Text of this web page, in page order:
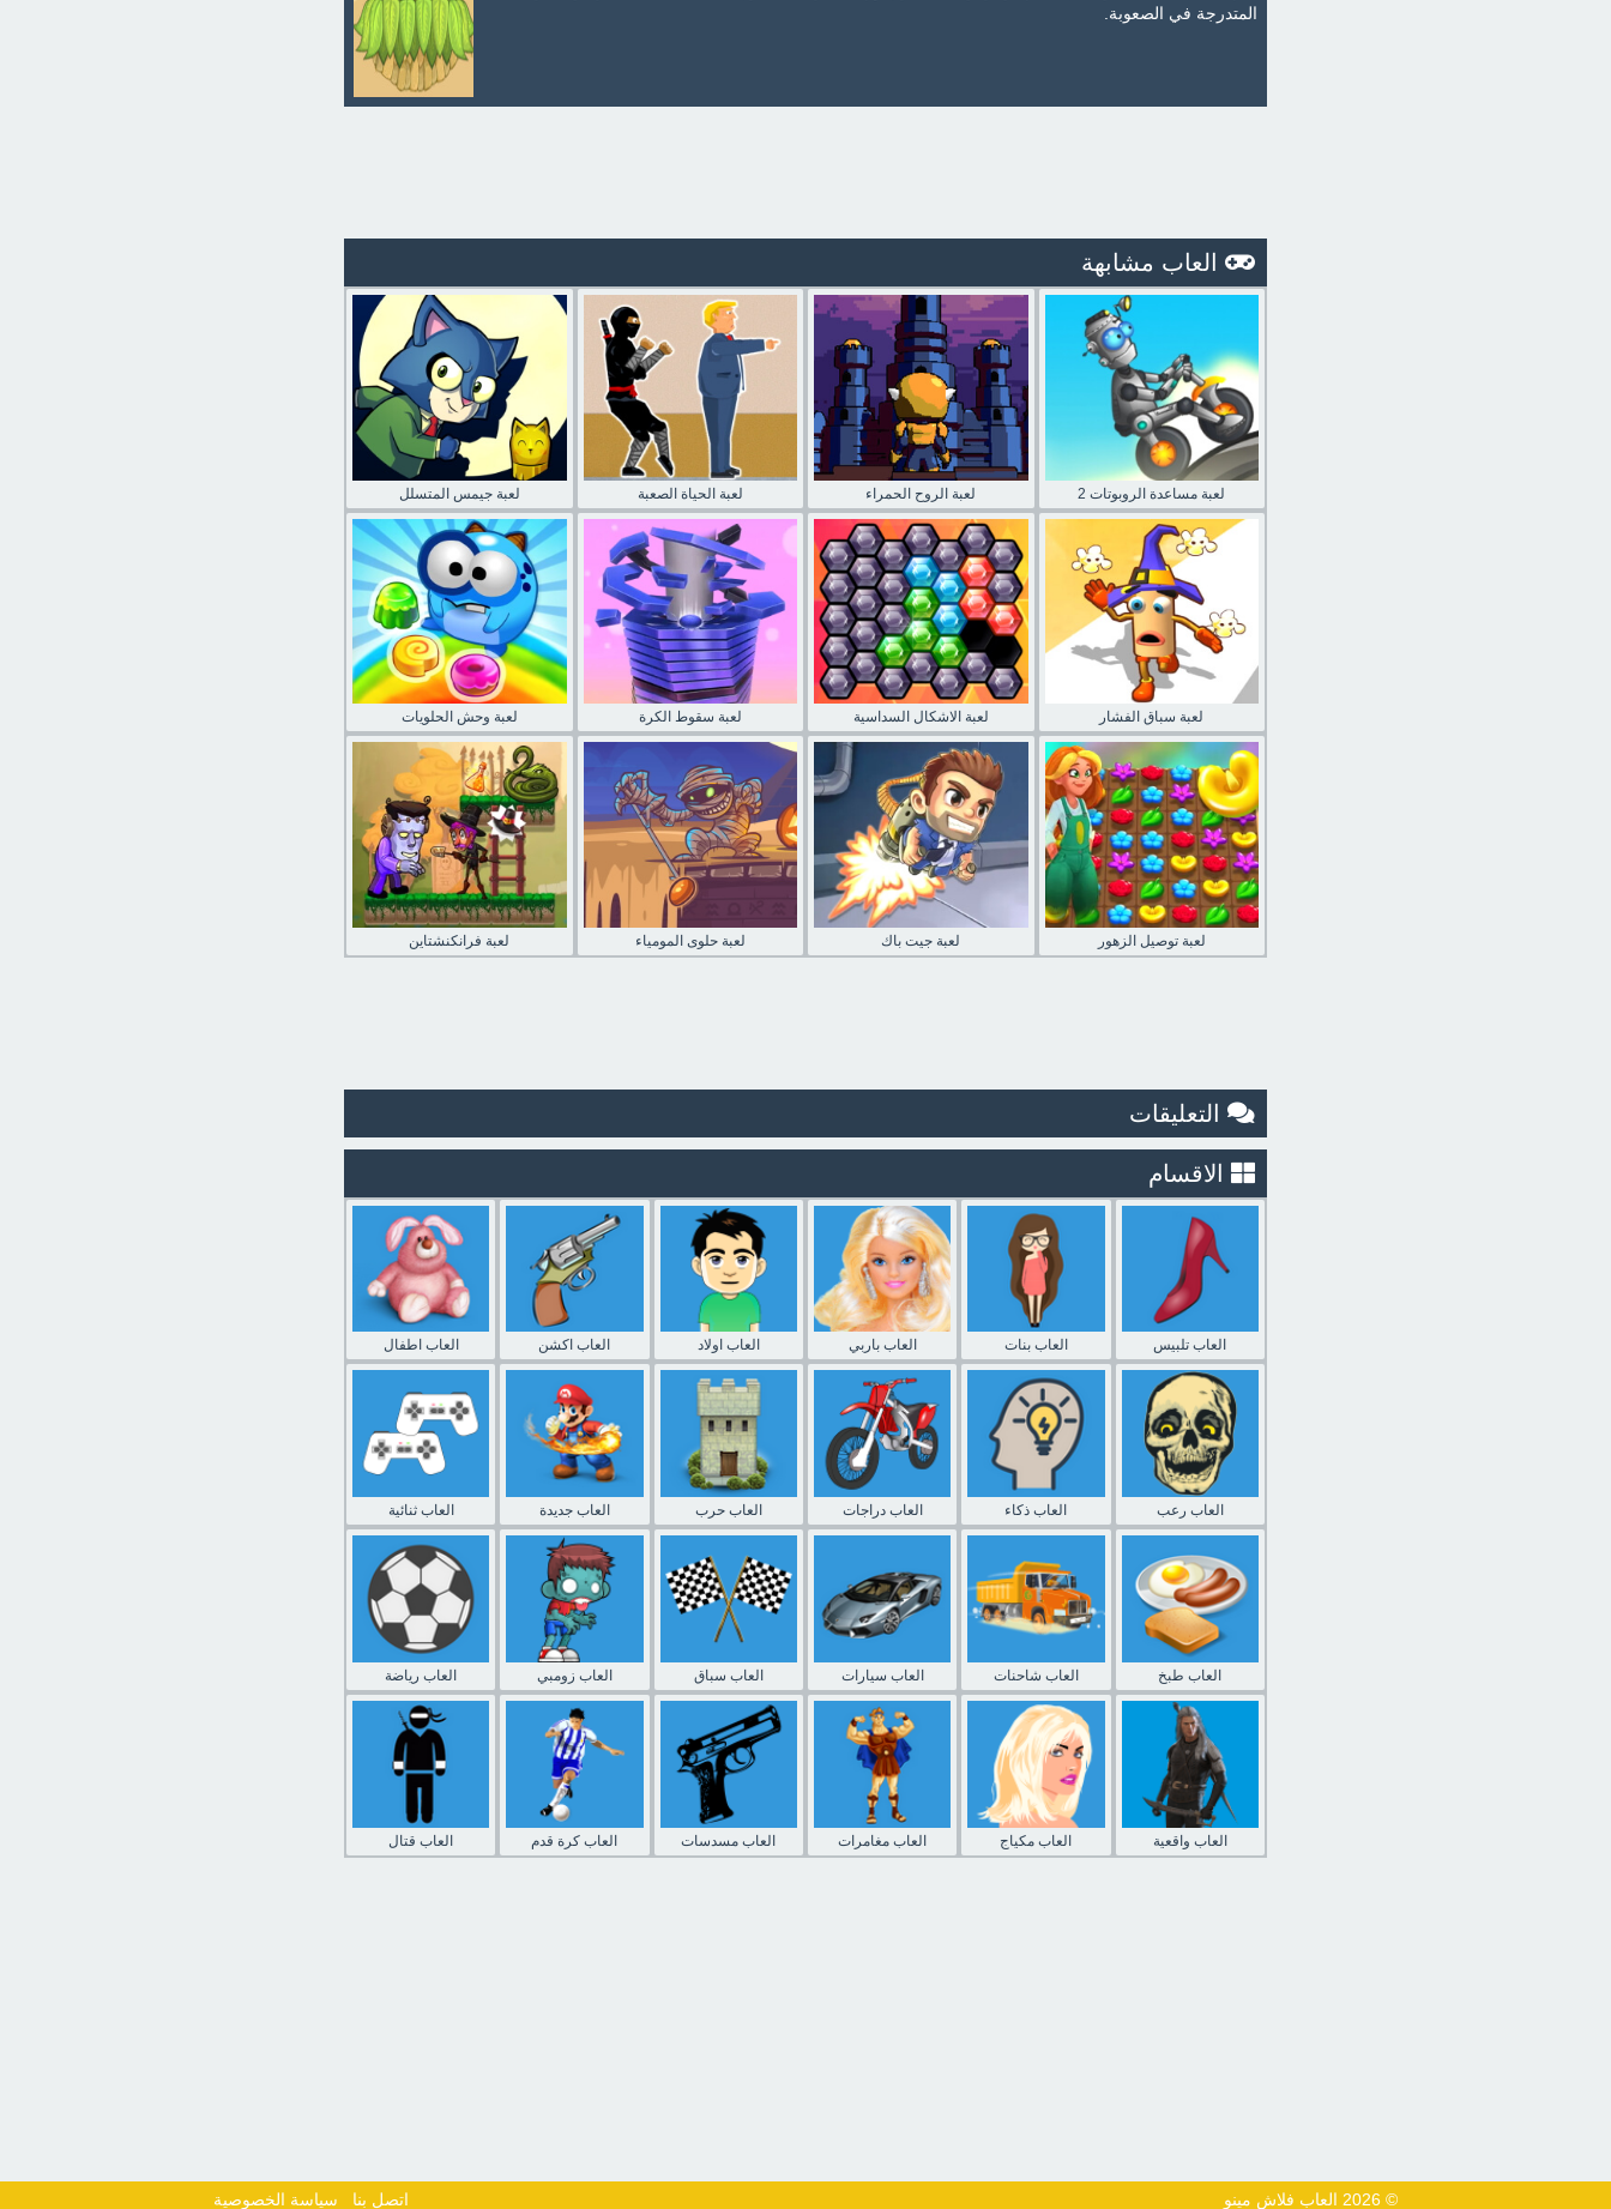
المتدرجة في الصعوبة.
العاب مشابهة
لعبة جيمس المتسلل لعبة الحياة الصعبة لعبة الروح الحمراء لعبة مساعدة الروبوتات 2
لعبة وحش الحلويات لعبة سقوط الكرة لعبة الاشكال السداسية لعبة سباق الفشار
لعبة فرانكنشتاين لعبة حلوى المومياء لعبة جيت باك لعبة توصيل الزهور
التعليقات
الاقسام
العاب اطفال العاب اكشن العاب اولاد العاب باربي العاب بنات العاب تلبيس
العاب ثنائية العاب جديدة العاب حرب العاب دراجات العاب ذكاء العاب رعب
العاب رياضة العاب زومبي العاب سباق العاب سيارات العاب شاحنات العاب طبخ
العاب قتال العاب كرة قدم العاب مسدسات العاب مغامرات العاب مكياج العاب واقعية
© 2026 العاب فلاش مينو اتصل بنا سياسة الخصوصية